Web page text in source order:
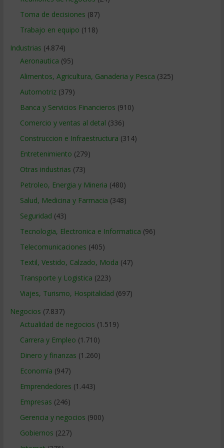
Toma de decisiones (87)
Trabajo en equipo (118)
Industrias (4.874)
Aeronautica (95)
Alimentos, Agricultura, Ganaderia y Pesca (325)
Automotriz(379)
Banca y Servicios Financieros (910)
Comercio y ventas al detal (336)
Construccion e Infraestructura (314)
Entretenimiento (279)
Otras industrias (73)
Petroleo, Energia y Mineria (480)
Salud, Medicina y Farmacia (348)
Seguridad (43)
Tecnologia, Electronica e Informatica (96)
Telecomunicaciones (405)
Textil, Vestido, Calzado, Moda (47)
Transporte y Logistica (223)
Viajes, Turismo, Hospitalidad (697)
Negocios (7.837)
Actualidad de negocios (1.519)
Carrera y Empleo (1.710)
Dinero y finanzas (1.260)
Economía (947)
Emprendedores (1.443)
Empresas (246)
Gerencia y negocios (900)
Gobiernos (227)